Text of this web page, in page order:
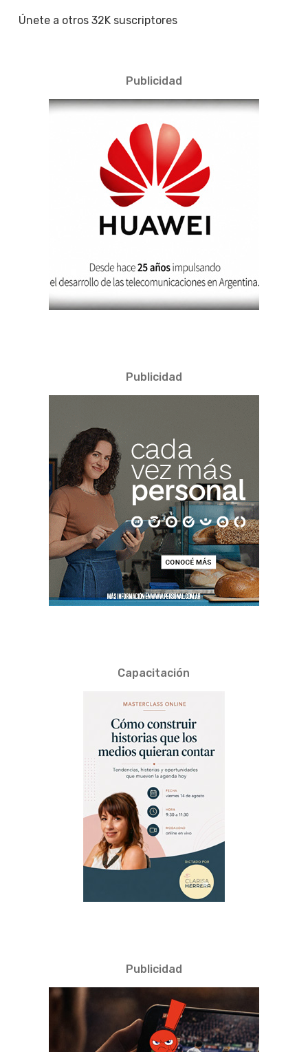
Únete a otros 32K suscriptores
Publicidad
Publicidad
Capacitación
Publicidad